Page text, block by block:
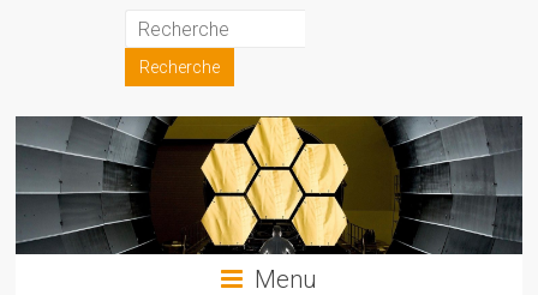
Association
française
pour
l'avancement
des
sciences
Menu